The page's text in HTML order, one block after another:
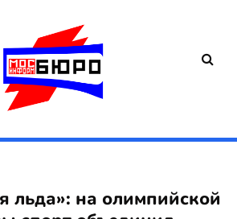
льда»: на олимпийской